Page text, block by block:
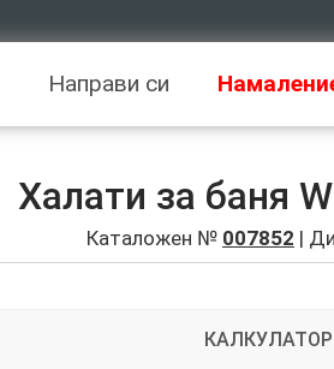
Направи си
Халати за баня
Каталожен № 007852 |